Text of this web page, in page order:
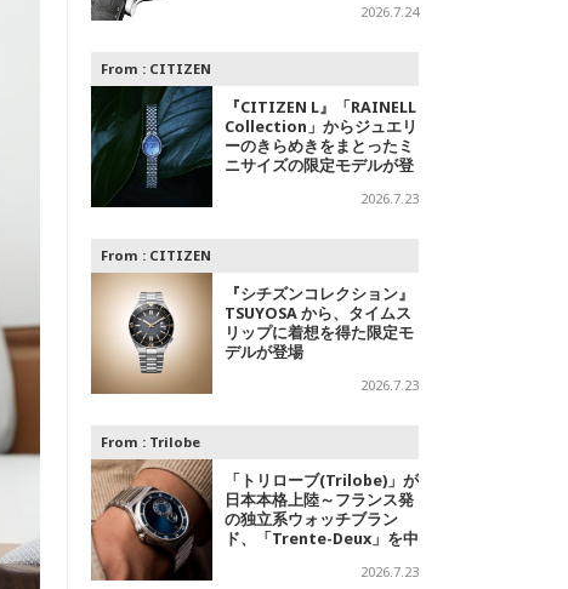
2026.7.24
From : CITIZEN
『CITIZEN L』「RAINELL
Collection」からジュエリ
ーのきらめきをまとったミ
ニサイズの限定モデルが登
2026.7.23
From : CITIZEN
『シチズンコレクション』
TSUYOSA から、タイムス
リップに着想を得た限定モ
デルが登場
2026.7.23
From : Trilobe
「トリローブ(Trilobe)」が
日本本格上陸～フランス発
の独立系ウォッチブラン
ド、「Trente-Deux」を中
2026.7.23